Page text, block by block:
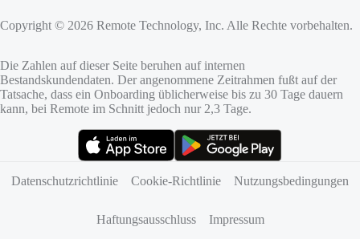
Copyright © 2026 Remote Technology, Inc. Alle Rechte vorbehalten.
Die Zahlen auf dieser Seite beruhen auf internen
Bestandskundendaten. Der angenommene Zeitrahmen fußt auf der
Tatsache, dass ein Onboarding üblicherweise bis zu 30 Tage dauern
kann, bei Remote im Schnitt jedoch nur 2,3 Tage.
Datenschutzrichtlinie
Cookie-Richtlinie Nutzungsbedingungen
Haftungsausschluss Impressum